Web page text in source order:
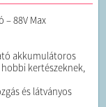
– 88V Max
akkumulátoros
kertészeknek,
és látványos